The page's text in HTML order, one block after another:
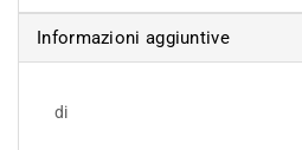
Informazioni aggiuntive
di